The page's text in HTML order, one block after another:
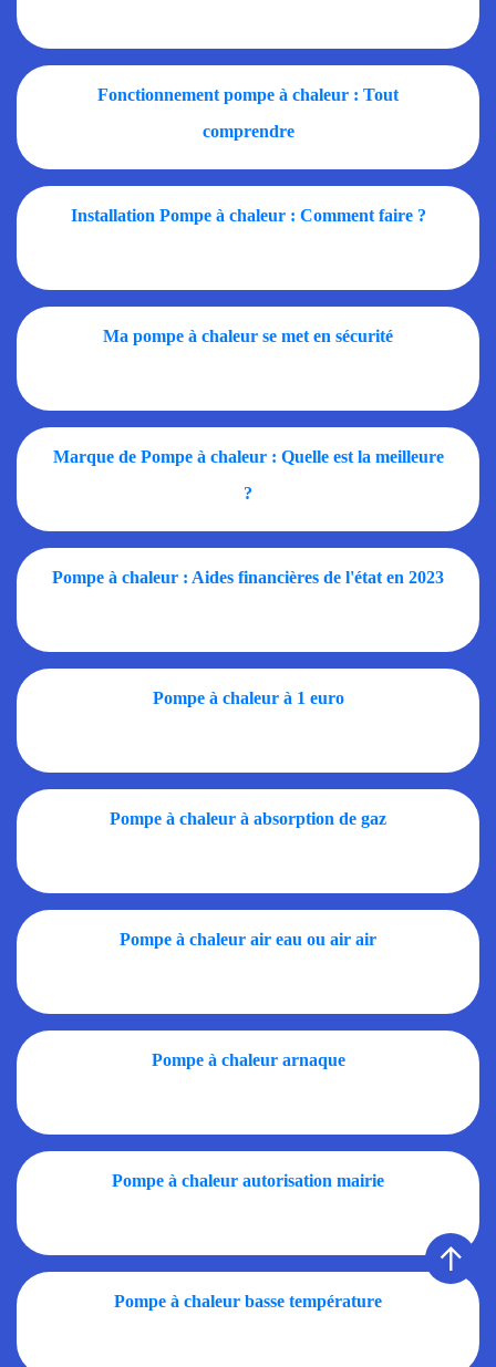
Fonctionnement pompe à chaleur : Tout
comprendre
Installation Pompe à chaleur : Comment faire ?
Ma pompe à chaleur se met en sécurité
Marque de Pompe à chaleur : Quelle est la meilleure
?
Pompe à chaleur : Aides financières de l'état en 2023
Pompe à chaleur à 1 euro
Pompe à chaleur à absorption de gaz
Pompe à chaleur air eau ou air air
Pompe à chaleur arnaque
Pompe à chaleur autorisation mairie
Pompe à chaleur basse température
↑